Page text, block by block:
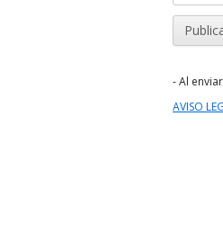
- Al
AVISO